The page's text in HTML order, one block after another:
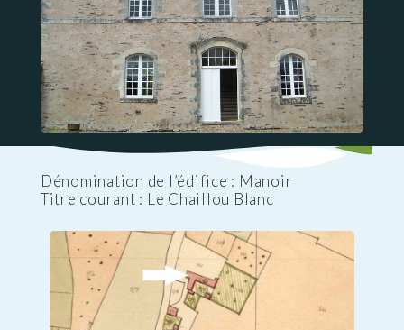
Dénomination de l’édifice : Manoir
Titre courant : Le Chaillou Blanc